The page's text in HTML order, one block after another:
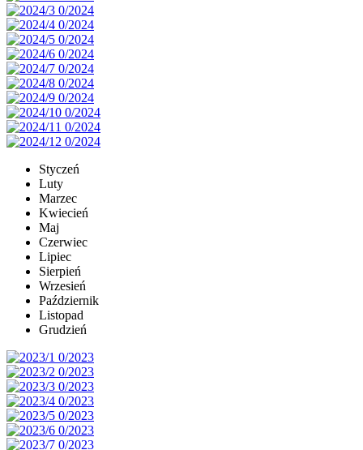
Styczeń
Luty
Marzec
Kwiecień
Maj
Czerwiec
Lipiec
Sierpień
Wrzesień
Październik
Listopad
Grudzień